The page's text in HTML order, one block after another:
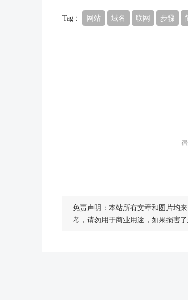
Tag： 网站 域名 联网 步骤
免责声明：本站所有文章和图片均
考，请勿用于商业用途，如果损害